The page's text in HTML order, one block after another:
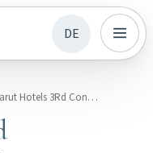
DE
Barut Hotels 3Rd Contemporary Young Artists Meeting Was Held At Lara Barut Collection.